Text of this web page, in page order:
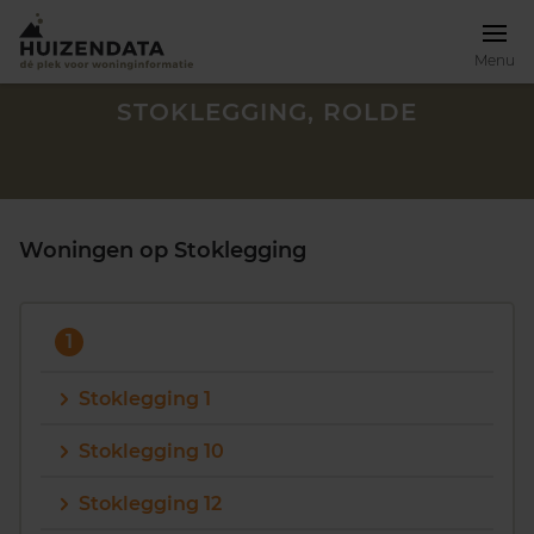
Menu
STOKLEGGING, ROLDE
Woningen op Stoklegging
1
Stoklegging 1
Stoklegging 10
Stoklegging 12